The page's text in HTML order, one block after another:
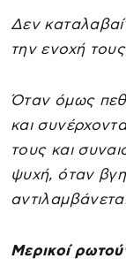
Δεν
την ενοχή
Όταν όμως
και
τους και
ψυχή, όταν βγη
Μερικοί